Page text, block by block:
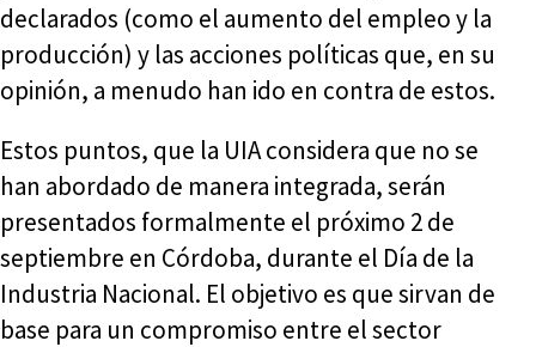
declarados (como el aumento del empleo y la
producción) y las acciones políticas que, en su
opinión, a menudo han ido en contra de estos.
Estos puntos, que la UIA considera que no se
han abordado de manera integrada, serán
presentados formalmente el próximo 2 de
septiembre en Córdoba, durante el Día de la
Industria Nacional. El objetivo es que sirvan de
base para un compromiso entre el sector